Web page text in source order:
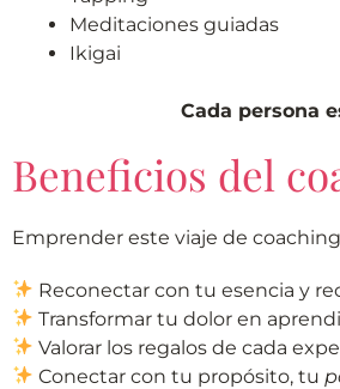
Meditaciones guiadas
Ikigai
Cada persona
Beneficios del
Emprender este viaje de
Reconectar con tu esencia y
Transformar tu dolor en
Valorar los regalos de cada
Conectar con tu propósito, tu